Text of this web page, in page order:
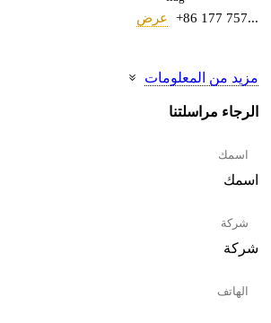
+86 177 757... عرض
مزيد من المعلومات
الرجاء مراسلتنا
اسمك
شركة